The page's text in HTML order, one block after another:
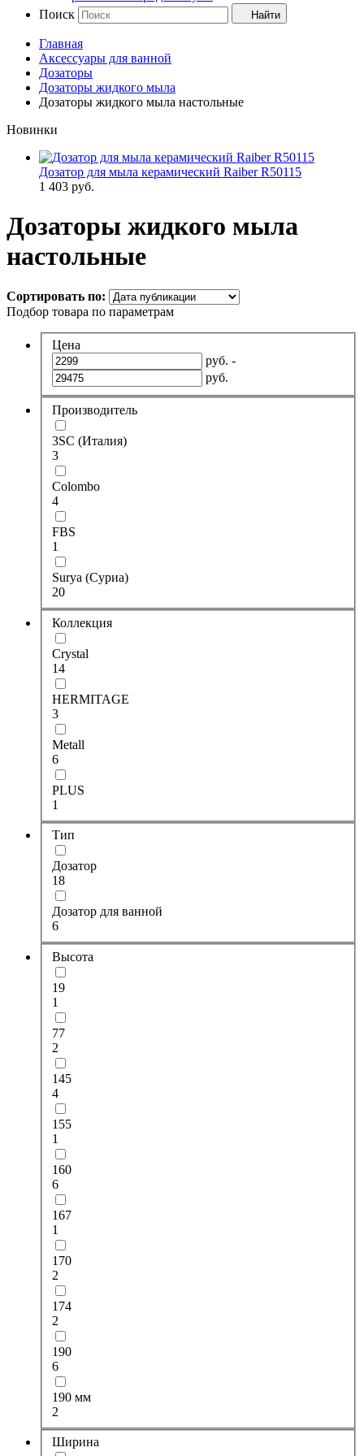
Поиск
Найти
Главная
Аксессуары для ванной
Дозаторы
Дозаторы жидкого мыла
Дозаторы жидкого мыла настольные
Новинки
Дозатор для мыла керамический Raiber R50115
1 403 руб.
Дозаторы жидкого мыла
настольные
Сортировать по:
Подбор товара по параметрам
Цена
руб. -
руб.
Производитель
3SC (Италия)
3
Colombo
4
FBS
1
Surya (Суриа)
20
Коллекция
Crystal
14
HERMITAGE
3
Metall
6
PLUS
1
Тип
Дозатор
18
Дозатор для ванной
6
Высота
19
1
77
2
145
4
155
1
160
6
167
1
170
2
174
2
190
6
190 мм
2
Ширина